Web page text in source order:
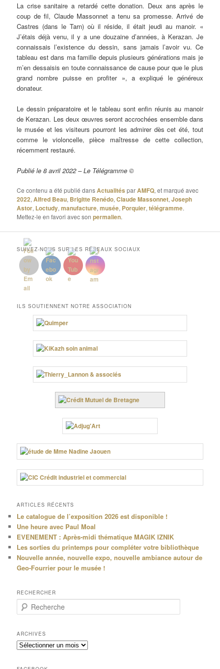
La crise sanitaire a retardé cette donation. Deux ans après le
coup de fil, Claude Massonnet a tenu sa promesse. Arrivé de
Castres (dans le Tarn) où il réside, il était jeudi au manoir. «
J’étais déjà venu, il y a une douzaine d’années, à Kerazan. Je
connaissais l’existence du dessin, sans jamais l’avoir vu. Ce
tableau est dans ma famille depuis plusieurs générations mais je
m’en dessaisis en toute connaissance de cause pour que le plus
grand nombre puisse en profiter », a expliqué le généreux
donateur.
Le dessin préparatoire et le tableau sont enfin réunis au manoir
de Kerazan. Les deux œuvres seront accrochées ensemble dans
le musée et les visiteurs pourront les admirer dès cet été, tout
comme le violoncelle, pièce maîtresse de cette collection,
récemment restauré.
Publié le 8 avril 2022 – Le Télégramme ©
Ce contenu a été publié dansActualités parAMFQ, et marqué avec
2022,Alfred Beau, Brigitte Renédo,Claude Massonnet,Joseph
Astor, Loctudy,manufacture,musée, Porquier,télégramme.
Mettez-le en favori avec sonpermalien.
SUIVEZ-NOUS SUR LES RÉSEAUX SOCIAUX
ILS SOUTIENNENT NOTRE ASSOCIATION
ARTICLES RÉCENTS
Le catalogue de l’exposition 2026 est disponible !
Une heure avec Paul Moal
EVENEMENT : Après-midi thématique MAGIK IZNIK
Les sorties du printemps pour compléter votre bibliothèque
Nouvelle année, nouvelle expo, nouvelle ambiance autour de
Geo-Fourrier pour le musée !
RECHERCHER
e
h
e
r
ARCHIVES
Archives